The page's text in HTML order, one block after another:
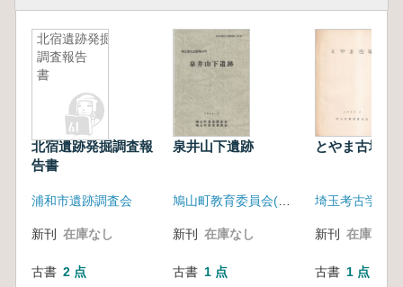
北宿遺跡発掘
調査報告
書
北宿遺跡発掘調査報
告書
浦和市遺跡調査会
新刊 在庫なし
古書 2 点
泉井山下遺跡
新刊 在庫なし
古書 1 点
とやま古墳
埼玉考古学会
新刊 在庫なし
古書 1 点